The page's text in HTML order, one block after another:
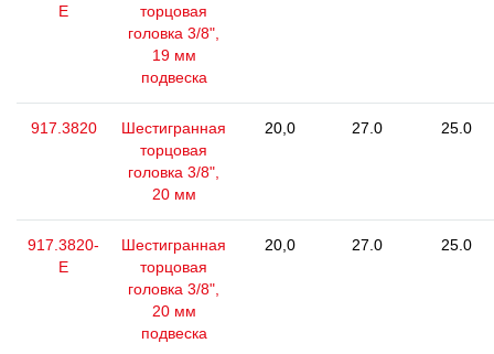
E
торцовая
головка 3/8",
19 мм
подвеска
917.3820
Шестигранная
торцовая
головка 3/8",
20 мм
20,0 27.0 25.0
917.3820-
E
Шестигранная
торцовая
головка 3/8",
20 мм
подвеска
20,0 27.0 25.0